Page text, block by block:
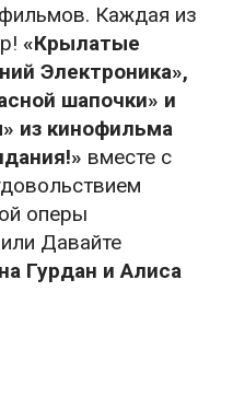
Каждая из
«Крылатые
Электроника»,
шапочки» и
из кинофильма
вместе с
оперы
Давайте
Гурдан и Алиса